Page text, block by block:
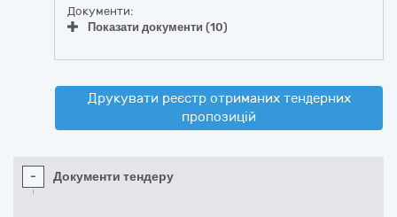
Документи:
Показати документи (10)
Друкувати реєстр отриманих тендерних
пропозицій
- Документи тендеру